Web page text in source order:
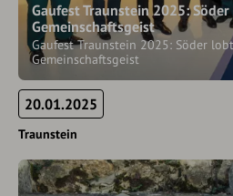
Gaufest Traunstein 2025:
Gemeinschaftsgeist
Gaufest Traunstein 2025: Söder
Gemeinschaftsgeist
20.01.2025
Traunstein